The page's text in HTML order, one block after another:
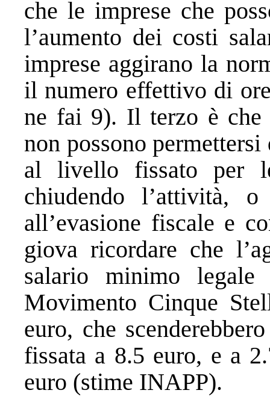
che le imprese che
l’aumento dei costi
imprese aggirano la
il numero effettivo di
ne fai 9). Il terzo è che
non possono
al livello fissato per
chiudendo l’attività, o
all’evasione fiscale e
giova ricordare che
salario minimo
Movimento Cinque
euro, che
fissata a 8.5 euro, e a
euro (stime INAPP).